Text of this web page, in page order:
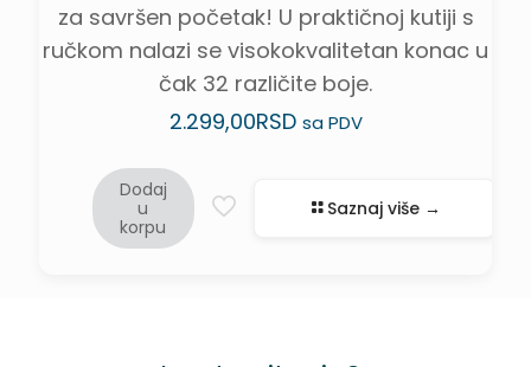
za savršen početak! U praktičnoj kutiji s
ručkom nalazi se visokokvalitetan konac u
čak 32 različite boje.
2.299,00RSD sa PDV
Dodaj
u
korpu
Saznaj više →